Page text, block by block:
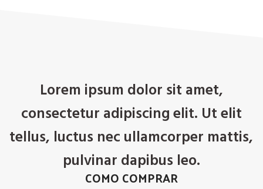
Lorem ipsum dolor sit amet,
consectetur adipiscing elit. Ut elit
tellus, luctus nec ullamcorper mattis,
pulvinar dapibus leo.
COMO COMPRAR